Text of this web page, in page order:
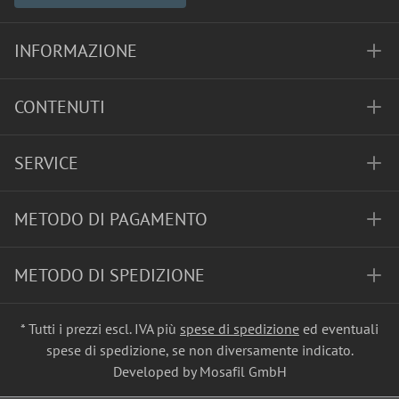
INFORMAZIONE
CONTENUTI
SERVICE
METODO DI PAGAMENTO
METODO DI SPEDIZIONE
* Tutti i prezzi escl. IVA più spese di spedizione ed eventuali
spese di spedizione, se non diversamente indicato.
Developed by Mosafil GmbH